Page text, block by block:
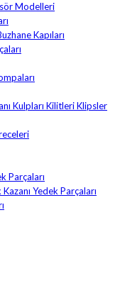
Modelleri
Kapıları
Kulpları Kilitleri Klipsler
Parçaları
Yedek Parçaları